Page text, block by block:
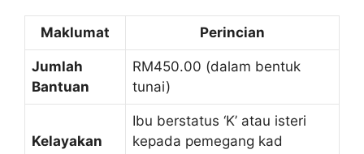
Maklumat Perincian
Jumlah
Bantuan
RM450.00 (dalam bentuk
tunai)
Kelayakan
Ibu berstatus ‘K’ atau isteri
kepada pemegang kad